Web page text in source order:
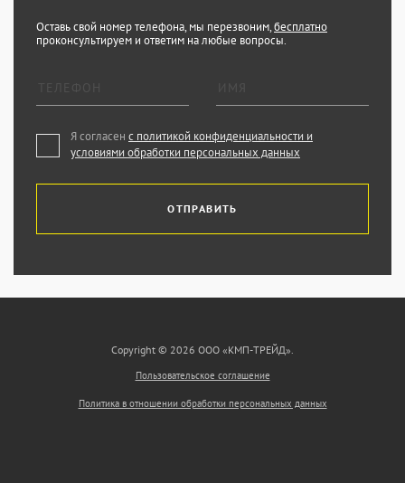
Оставь свой номер телефона, мы перезвоним,бесплатно
проконсультируем и ответим на любые вопросы.
Я согласен с политикой конфиденциальности и
условиями обработки персональных данных
ОТПРАВИТЬ
Copyright © 2026 ООО «КМП-ТРЕЙД».
Пользовательское соглашение
Политика в отношении обработки персональных данных